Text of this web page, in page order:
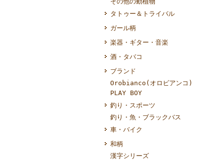
タトゥー＆トライバル
ガール柄
楽器・ギター・音楽
酒・タバコ
ブランド
Orobianco(オロビアンコ)
PLAY BOY
釣り・スポーツ
釣り・魚・ブラックバス
車・バイク
和柄
漢字シリーズ